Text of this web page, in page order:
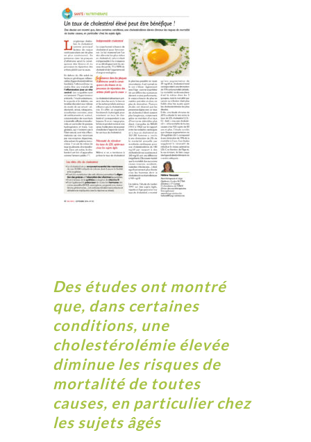
Des études ont montré
que, dans certaines
conditions, une
cholestérolémie élevée
diminue les risques de
mortalité de toutes
causes, en particulier chez
les sujets âgés